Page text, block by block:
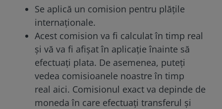
Se aplică un comision pentru plățile
internaționale.
Acest comision va fi calculat în timp real
și vă va fi afișat în aplicație înainte să
efectuați plata. De asemenea, puteți
vedea comisioanele noastre în timp
real aici. Comisionul exact va depinde de
moneda în care efectuați transferul și